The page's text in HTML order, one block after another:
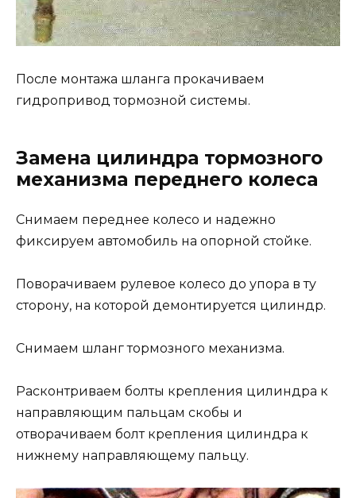
После монтажа шланга прокачиваем
гидропривод тормозной системы.
Замена цилиндра тормозного
механизма переднего колеса
Снимаем переднее колесо и надежно
фиксируем автомобиль на опорной стойке.
Поворачиваем рулевое колесо до упора в ту
сторону, на которой демонтируется цилиндр.
Снимаем шланг тормозного механизма.
Расконтриваем болты крепления цилиндра к
направляющим пальцам скобы и
отворачиваем болт крепления цилиндра к
нижнему направляющему пальцу.